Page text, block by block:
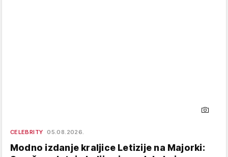
CELEBRITY 05.08.2026.
Modno izdanje kraljice Letizije na Majorki: